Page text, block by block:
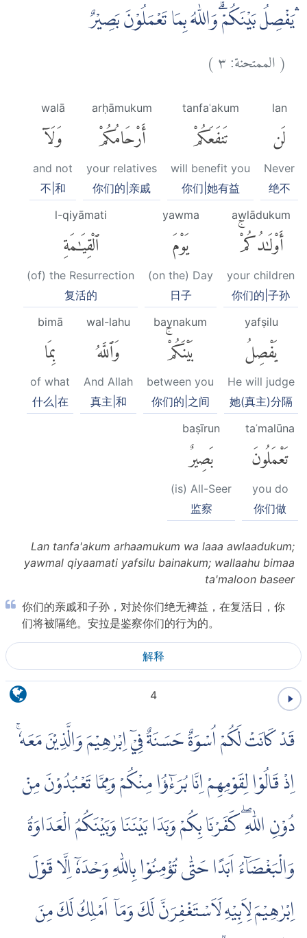
ۛيَفْصِلُ بَيْنَكُمْۗ وَاللّٰهُ بِمَا تَعْمَلُوْنَ بَصِيْرٌ
(الممتحنة:٣)
lan
لَن
Never
绝不
tanfaʿakum
تَنفَعَكُمْ
will benefit you
你们|她有益
arḥāmukum
أَرْحَامُكُمْ
your relatives
你们的|亲戚
walā
وَلَآ
and not
不|和
awlādukum
أَوْلَٰدُكُمْۚ
your children
你们的|子孙
yawma
يَوْمَ
(on the) Day
日子
l-qiyāmati
ٱلْقِيَٰمَةِ
(of) the Resurrection
复活的
yafṣilu
يَفْصِلُ
He will judge
她(真主)分隔
baynakum
بَيْنَكُمْۚ
between you
你们的|之间
wal-lahu
وَٱللَّهُ
And Allah
真主|和
bimā
بِمَا
of what
什么|在
taʿmalūna
تَعْمَلُونَ
you do
你们做
baṣīrun
بَصِيرٌ
(is) All-Seer
监察
Lan tanfa'akum arhaamukum wa laaa awlaadukum;
yawmal qiyaamati yafsilu bainakum; wallaahu bimaa
ta'maloon baseer
你们的亲戚和子孙，对於你们绝无裨益，在复活日，你
们将被隔绝。安拉是鉴察你们的行为的。
解释
4
قَدْ كَانَتْ لَكُمْ اُسْوَةٌ حَسَنَةٌ فِيْٓ اِبْرٰهِيْمَ وَالَّذِيْنَ مَعَهٗۚ
اِذْ قَالُوْا لِقَوْمِهِمْ اِنَّا بُرَءٰۤؤُا مِنْكُمْ وَمِمَّا تَعْبُدُوْنَ مِنْ
دُوْنِ اللّٰهِ ۖ كَفَرْنَا بِكُمْ وَبَدَا بَيْنَنَا وَبَيْنَكُمُ الْعَدَاوَةُ
وَالْبَغْضَاۤءُ اَبَدًا حَتّٰى تُؤْمِنُوْا بِاللّٰهِ وَحْدَهٗٓ اِلَّا قَوْلَ
اِبْرٰهِيْمَ لِاَبِيْهِ لَاَسْتَغْفِرَنَّ لَكَ وَمَآ اَمْلِكُ لَكَ مِنَ